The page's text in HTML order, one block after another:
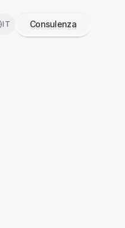
IT Consulenza